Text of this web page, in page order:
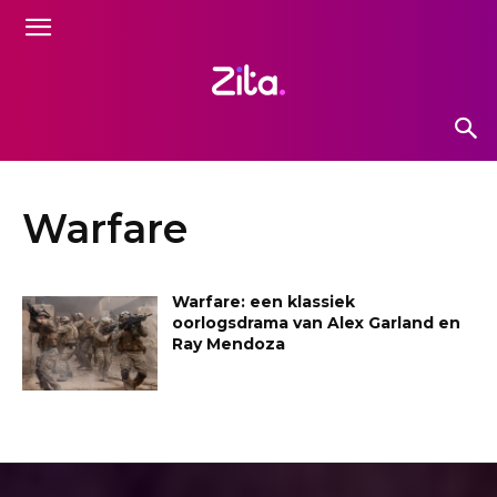
Warfare
Warfare: een klassiek
oorlogsdrama van Alex Garland en
Ray Mendoza